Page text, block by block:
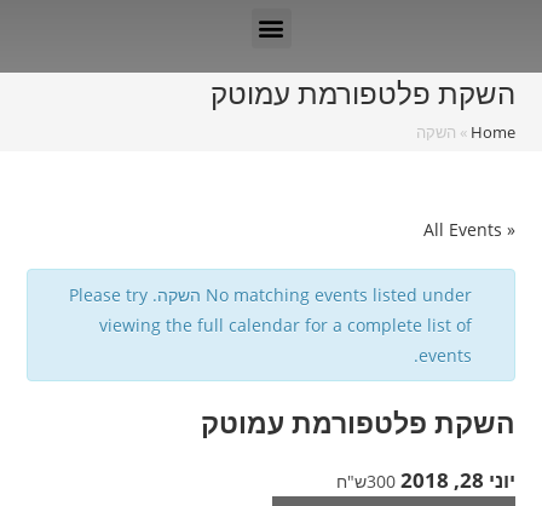
השקת פלטפורמת עמוטק
Home
» השקה
« All Events
No matching events listed under השקה. Please try
viewing the full calendar for a complete list of
events.
השקת פלטפורמת עמוטק
יוני 28, 2018
300ש"ח